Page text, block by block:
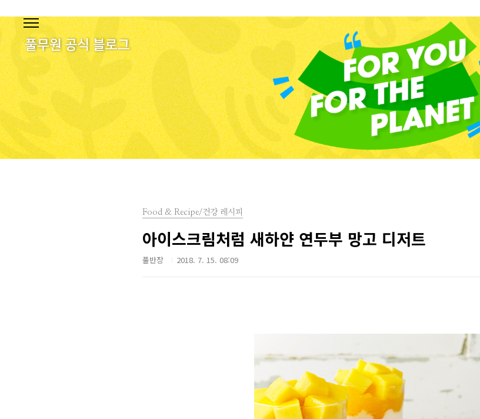
Food & Recipe/건강 레시피
아이스크림처럼 새하얀 연두부 망고 디저트
풀반장 2018. 7. 15. 08:09